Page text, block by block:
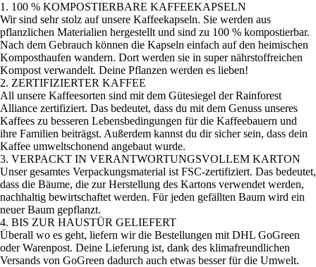
1. 100 % KOMPOSTIERBARE KAFFEEKAPSELN
Wir sind sehr stolz auf unsere Kaffeekapseln. Sie werden aus
pflanzlichen Materialien hergestellt und sind zu 100 % kompostierbar.
Nach dem Gebrauch können die Kapseln einfach auf den heimischen
Komposthaufen wandern. Dort werden sie in super nährstoffreichen
Kompost verwandelt. Deine Pflanzen werden es lieben!
2. ZERTIFIZIERTER KAFFEE
All unsere Kaffeesorten sind mit dem Gütesiegel der Rainforest
Alliance zertifiziert. Das bedeutet, dass du mit dem Genuss unseres
Kaffees zu besseren Lebensbedingungen für die Kaffeebauern und
ihre Familien beiträgst. Außerdem kannst du dir sicher sein, dass dein
Kaffee umweltschonend angebaut wurde.
3. VERPACKT IN VERANTWORTUNGSVOLLEM KARTON
Unser gesamtes Verpackungsmaterial ist FSC-zertifiziert. Das bedeutet,
dass die Bäume, die zur Herstellung des Kartons verwendet werden,
nachhaltig bewirtschaftet werden. Für jeden gefällten Baum wird ein
neuer Baum gepflanzt.
4. BIS ZUR HAUSTÜR GELIEFERT
Überall wo es geht, liefern wir die Bestellungen mit DHL GoGreen
oder Warenpost. Deine Lieferung ist, dank des klimafreundlichen
Versands von GoGreen dadurch auch etwas besser für die Umwelt.